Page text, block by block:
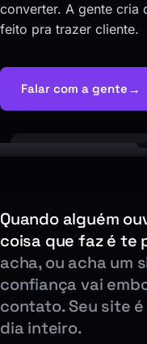
converter. A gente cria
feito pra trazer cliente.
Falar com a gente →
Quando alguém
coisa que faz é te
acha, ou acha um
confiança vai
contato. Seu site
dia inteiro.